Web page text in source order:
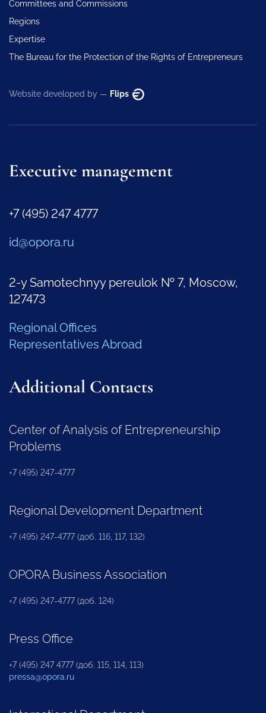
Committees and Commissions
Regions
Expertise
The Bureau for the Protection of the Rights of Entrepreneurs
Website developed by — Flips
Executive management
+7 (495) 247 4777
id@opora.ru
2-y Samotechnyy pereulok № 7, Moscow,
127473
Regional Offices
Representatives Abroad
Additional Contacts
Center of Analysis of Entrepreneurship
Problems
+7 (495) 247-4777
Regional Development Department
+7 (495) 247-4777 (доб. 116, 117, 132)
OPORA Business Association
+7 (495) 247-4777 (доб. 124)
Press Office
+7 (495) 247 4777 (доб. 115, 114, 113)
pressa@opora.ru